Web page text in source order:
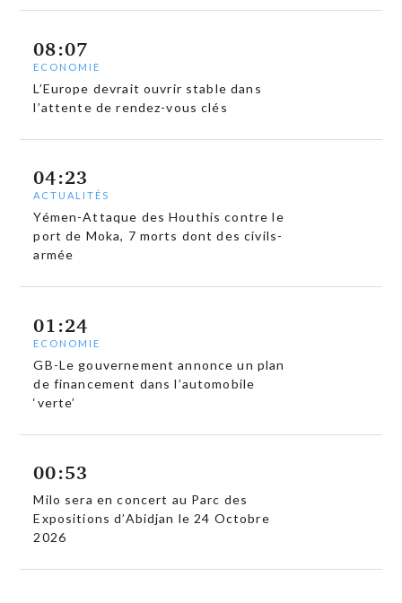
08:07
ECONOMIE
L’Europe devrait ouvrir stable dans
l’attente de rendez-vous clés
04:23
ACTUALITÉS
Yémen-Attaque des Houthis contre le
port de Moka, 7 morts dont des civils-
armée
01:24
ECONOMIE
GB-Le gouvernement annonce un plan
de financement dans l’automobile
‘verte’
00:53
Milo sera en concert au Parc des
Expositions d’Abidjan le 24 Octobre
2026